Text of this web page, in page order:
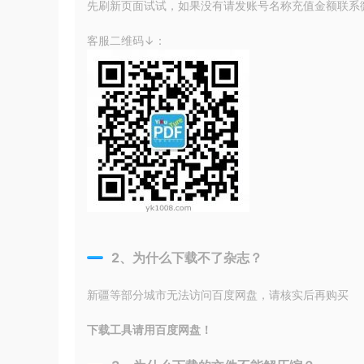
先刷新页面试试，如果没有请发账号名称充值金额联
客服二维码↓：
2、为什么下载不了杂志？
新疆等部分城市无法访问百度网盘，请核实后再购买
下载工具请用百度网盘！